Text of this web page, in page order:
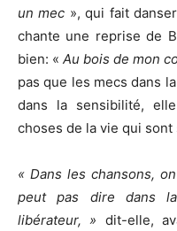
un mec », qui fait
chante une reprise de
bien: « Au bois de mon
pas que les mecs dans
dans la sensibilité,
choses de la vie qui
« Dans les chansons,
peut pas dire dans
libérateur, » dit-elle,